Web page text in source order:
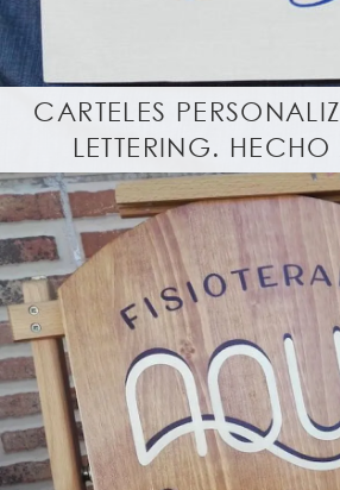
CARTELES
LETTERING.